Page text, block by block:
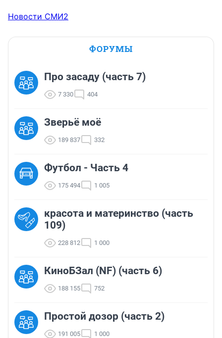
Новости СМИ2
ФОРУМЫ
Про засаду (часть 7)
7 330 404
Зверьё моё
189 837 332
Футбол - Часть 4
175 494 1 005
красота и материнство (часть
109)
228 812 1 000
КиноБЗал (NF) (часть 6)
188 155 752
Простой дозор (часть 2)
191 005 1 000